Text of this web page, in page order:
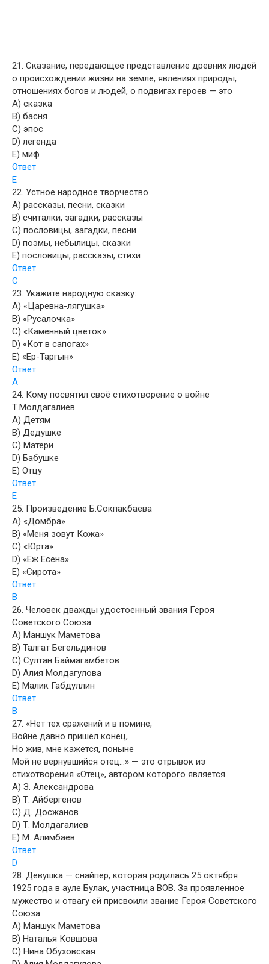
21. Сказание, передающее представление древних людей
о происхождении жизни на земле, явлениях природы,
отношениях богов и людей, о подвигах героев — это
A) сказка
B) басня
C) эпос
D) легенда
E) миф
Ответ
E
22. Устное народное творчество
A) рассказы, песни, сказки
B) считалки, загадки, рассказы
C) пословицы, загадки, песни
D) поэмы, небылицы, сказки
E) поcловицы, рассказы, стихи
Ответ
C
23. Укажите народную сказку:
A) «Царевна-лягушка»
B) «Русалочка»
C) «Каменный цветок»
D) «Кот в сапогах»
E) «Ер-Таргын»
Ответ
А
24. Кому посвятил своё стихотворение о войне
Т.Молдагалиев
A) Детям
B) Дедушке
C) Матери
D) Бабушке
E) Отцу
Ответ
E
25. Произведение Б.Сокпакбаева
A) «Домбра»
B) «Меня зовут Кожа»
C) «Юрта»
D) «Еж Есена»
E) «Сирота»
Ответ
B
26. Человек дважды удостоенный звания Героя
Советского Союза
A) Маншук Маметова
B) Талгат Бегельдинов
C) Султан Баймагамбетов
D) Алия Молдагулова
E) Малик Габдуллин
Ответ
B
27. «Нет тех сражений и в помине,
Войне давно пришёл конец,
Но жив, мне кажется, поныне
Мой не вернувшийся отец…» — это отрывок из
стихотворения «Отец», автором которого является
A) З. Александрова
B) Т. Айбергенов
C) Д. Досжанов
D) Т. Молдагалиев
E) М. Алимбаев
Ответ
D
28. Девушка — снайпер, которая родилась 25 октября
1925 года в ауле Булак, участница ВОВ. За проявленное
мужество и отвагу ей присвоили звание Героя Советского
Союза.
A) Маншук Маметова
B) Наталья Ковшова
C) Нина Обуховская